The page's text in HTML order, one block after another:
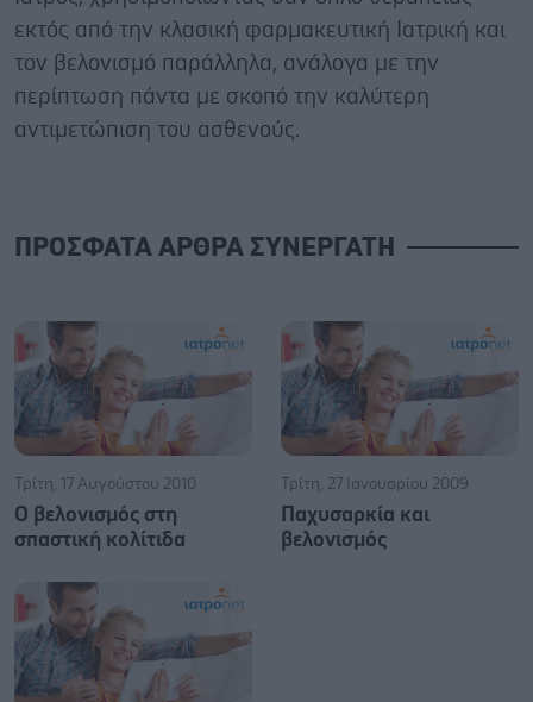
εκτός από την κλασική φαρμακευτική Ιατρική και
τον βελονισμό παράλληλα, ανάλογα με την
περίπτωση πάντα με σκοπό την καλύτερη
αντιμετώπιση του ασθενούς.
ΠΡΟΣΦΑΤΑ ΑΡΘΡΑ ΣΥΝΕΡΓΑΤΗ
Τρίτη, 17 Αυγούστου 2010
Ο βελονισμός στη
σπαστική κολίτιδα
Τρίτη, 27 Ιανουαρίου 2009
Παχυσαρκία και
βελονισμός